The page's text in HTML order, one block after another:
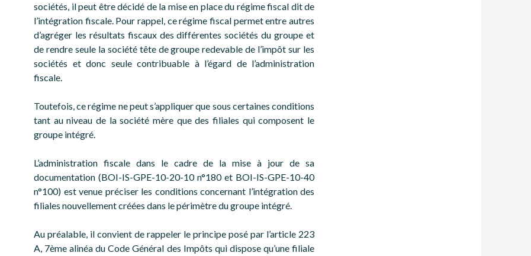
sociétés, il peut être décidé de la mise en place du régime fiscal dit de
l’intégration fiscale. Pour rappel, ce régime fiscal permet entre autres
d’agréger les résultats fiscaux des différentes sociétés du groupe et
de rendre seule la société tête de groupe redevable de l’impôt sur les
sociétés et donc seule contribuable à l’égard de l’administration
fiscale.
Toutefois, ce régime ne peut s’appliquer que sous certaines conditions
tant au niveau de la société mère que des filiales qui composent le
groupe intégré.
L’administration fiscale dans le cadre de la mise à jour de sa
documentation (BOI-IS-GPE-10-20-10 n°180 et BOI-IS-GPE-10-40
n°100) est venue préciser les conditions concernant l’intégration des
filiales nouvellement créées dans le périmètre du groupe intégré.
Au préalable, il convient de rappeler le principe posé par l’article 223
A, 7ème alinéa du Code Général des Impôts qui dispose qu’une filiale